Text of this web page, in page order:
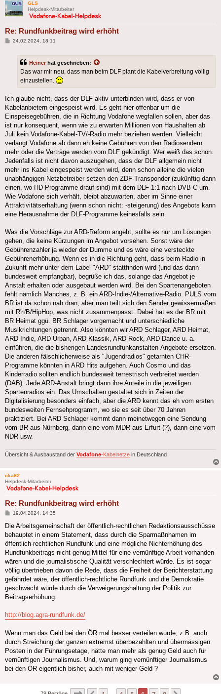
GLS
Helpdesk-Mitarbeiter
Re: Rundfunkbeitrag wird erhöht
Beitrag
24.02.2024, 18:11
Heiner hat geschrieben:
Das war mir neu, dass man beim DLF plant die Kabelverbreitung völlig
einzustellen.
Ich glaube nicht, dass der DLF aktiv unterbinden wird, dass er von
Kabelanbietern eingespeist wird. Es geht hier offenbar um die
Einspeisegebühren, die in Richtung Vodafone wegfallen sollen, aber das
ist nur konsequent, wenn wie zu erwarten Millionen von Haushalten ab
Juli kein Vodafone-Kabel-TV/-Radio mehr beziehen werden. Vielleicht
verlangt Vodafone ab dann eh keine Gebühren von den Radiosendern
mehr oder die Verträge werden vom DLF gekündigt. Wer weiß das schon.
Jedenfalls ist nicht davon auszugehen, dass der DLF allgemein nicht
mehr ins Kabel eingespeist werden wird, denn schon alleine die vielen
unabhängigen Netzbetreiber setzen den ZDF-Transponder (zukünftig dann
einen, wo HD-Programme drauf sind) mit dem DLF 1:1 nach DVB-C um.
Wie Vodafone sich verhält, bleibt abzuwarten, aber im Sinne einer
Attraktivitätserhaltung (wenn schon nicht: -steigerung) des Angebots kann
eine Herausnahme der DLF-Programme keinesfalls sein.
Was die Vorschläge zur ARD-Reform angeht, sollte es nur um Lösungen
gehen, die keine Kürzungen im Angebot vorsehen. Sonst wäre der
Gebührenzahler ja wieder der Dumme und es wäre eine versteckte
Gebührenerhöhung. Wenn es in die Richtung geht, dass beim Radio in
Zukunft mehr unter dem Label "ARD" stattfinden wird (und das dann
bundesweit empfangbar), begrüße ich das, solange das Angebot je
Anstalt erhalten oder ausgebaut werden wird. Bei den Spartenangeboten
fehlt nämlich Manches, z. B. ein ARD-Indie-/Alternative-Radio. PULS vom
BR ist da schon nah dran, aber man teilt sich den Sender gewissermaßen
mit R'n'B/HipHop, was nicht zusammenpasst. Dabei hat es der BR mit
BR Heimat ggü. BR Schlager vorgemacht und unterschiedliche
Musikrichtungen getrennt. Also könnten wir ARD Schlager, ARD Heimat,
ARD Indie, ARD Urban, ARD Klassik, ARD Rock, ARD Dance u. a.
einführen, die die bisherigen Landesrundfunkanstalten-Angebote ersetzen.
Die anderen fälschlicherweise als "Jugendradios" getarnten CHR-
Programme könnten in ARD Hits aufgehen. Auch Cosmo und das
Kinderradio sollten endlich bundesweit terrestrisch verbreitet werden
(DAB). Jede ARD-Anstalt bringt dann ihre Anteile in die jeweiligen
Spartenradios ein. Das Umschalten gestaltet sich in Zeiten der
Digitalisierung besonders einfach, aber die ARD kennt das eh vom ersten
bundesweiten Fernsehprogramm, wo sie es seit über 70 Jahren
praktiziert. Bei ARD Schlager kommt dann meinetwegen eine Sendung
vom BR aus Nürnberg, dann eine vom MDR aus Erfurt (?), dann eine vom
NDR usw.
Übersicht & Ausbaustand der Vodafone-Kabelnetze in Deutschland
cka82
Helpdesk-Mitarbeiter
Re: Rundfunkbeitrag wird erhöht
Beitrag
19.04.2024, 14:35
Die Arbeitsgemeinschaft der öffentlich-rechtlichen Redaktionsausschüsse
behauptet in einem Statement, dass durch die Sparmaßnhamen im
öffentlich-rechtlichen Rundfunk und eine mögliche Nichterhöhung des
Rundfunkbeitrags nicht genug Mittel für eine vernünftige Arbeit vorhanden
wären und die journalistische Qualität verschlechtert würde. Es ist sogar
völlig übertrieben davon die Rede, dass die Freiheit der Berichterstattung
gefährdet wäre, der öffentlich-rechtliche Rundfunk und die Demokratie
geschwächt würde durch die Verweigerungshaltung der Politik zur
Beitragserhöhung.
http://blog.agra-rundfunk.de/
Wenn man das Geld bei den ÖR mal besser verteilen würde, z.B. auch
durch Streichung der ganzen extremst überbezahlten und übermässigen
Posten in der Führungsetage, hätte man mehr als genug Geld auch für
vernünftigen Journalismus. Und, warum ging vernünftiger Journalismus
bei den ÖR eigentlich bisher, auch mit weniger Geld ?